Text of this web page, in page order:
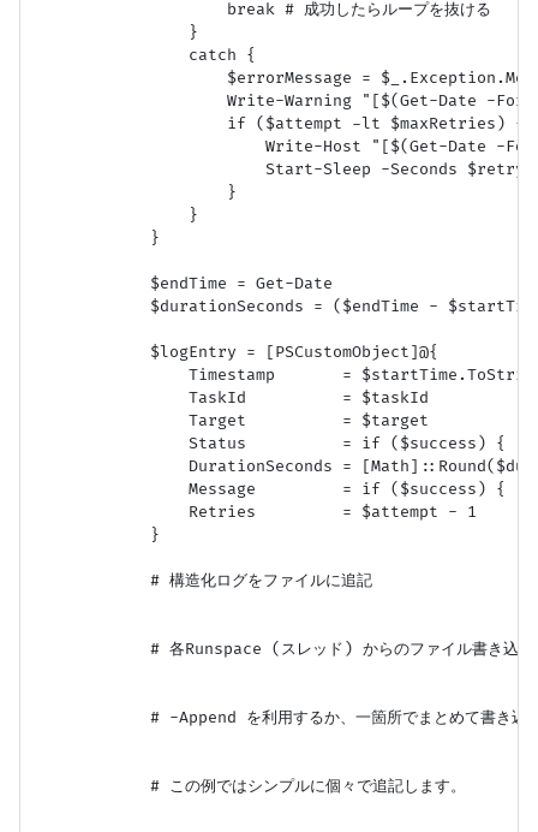
                    break # 成功したらループを抜ける
                }
                catch {
$errorMessage =
Write-Warning "[$(Get-Date -
                    if ($attempt -lt $maxRetries) {
Write-Host "[$(Get-Date -
Start-Sleep -Seconds
                    }
                }
            }
            $endTime = Get-Date
$durationSeconds = ($endTime -
            $logEntry = [PSCustomObject]@{
Timestamp       =
                TaskId          = $taskId
                Target          = $target
Status          = if ($success) {
DurationSeconds =
Message         = if ($success) { "処
                Retries         = $attempt - 1
            }
            # 構造化ログをファイルに追記
# 各Runspace (スレッド) からのファイル書き込み
# -Append を利用するか、一箇所でまとめて書き込
            # この例ではシンプルに個々で追記します。